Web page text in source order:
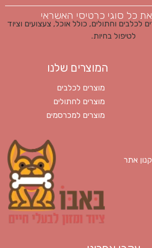
כל סוגי כרטיסי האשראי
המוצרים שלנו
מוצרים לכלבים
מוצרים לחתולים
מוצרים למכרסמים
אתר